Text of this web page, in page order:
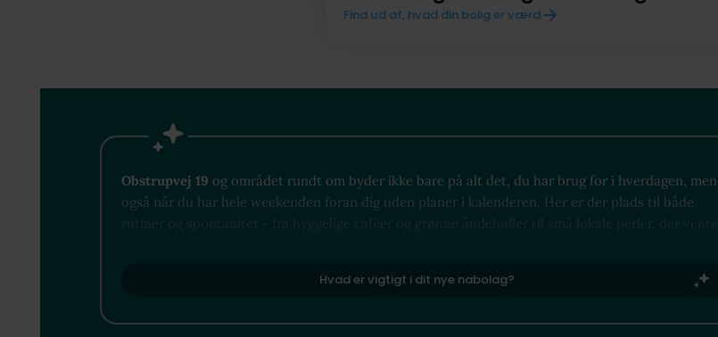
Find ud af, hvad din bolig er værd
Obstrupvej 19 og området rundt om byder ikke bare på alt det, du har brug for i hverdagen, men
også når du har hele weekenden foran dig uden planer i kalenderen. Her er der plads til både
rutiner og spontanitet - fra hyggelige caféer og grønne åndehuller til små lokale perler, der venter
Hvad er vigtigt i dit nye nabolag?